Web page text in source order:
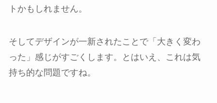
トかもしれません。
そしてデザインが一新されたことで「大きく変わ
った」感じがすごくします。とはいえ、これは気
持ち的な問題ですね。